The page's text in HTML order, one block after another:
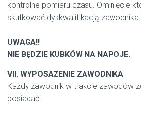
kontrolne pomiaru czasu. Ominięcie
skutkować dyskwalifikacją zawodnika.
UWAGA!!
NIE BĘDZIE KUBKÓW NA NAPOJE.
VII. WYPOSAŻENIE ZAWODNIKA
Każdy zawodnik w trakcie zawodów
posiadać: